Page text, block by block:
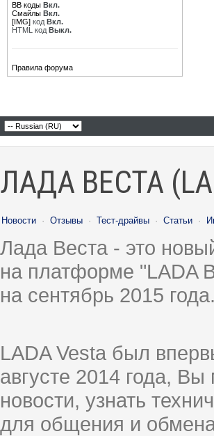
BB коды Вкл.
Смайлы Вкл.
[IMG] код Вкл.
HTML код Выкл.
Правила форума
ЛАДА ВЕСТА
Новости · Отзывы · Тест-драйвы · Статьи ·
Лада Веста - это
на платформе "LADA
на сентябрь 2015
LADA Vesta был
августе 2014 года,
новости, узнать
для общения и